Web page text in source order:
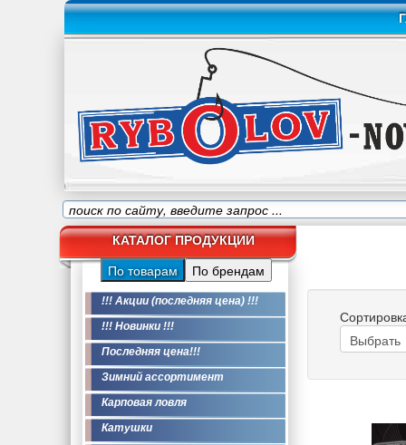
КАТАЛОГ ПРОДУКЦИИ
По товарам По брендам
!!! Акции (последняя цена) !!!
!!! Новинки !!!
Последняя цена!!!
Зимний ассортимент
Карповая ловля
Катушки